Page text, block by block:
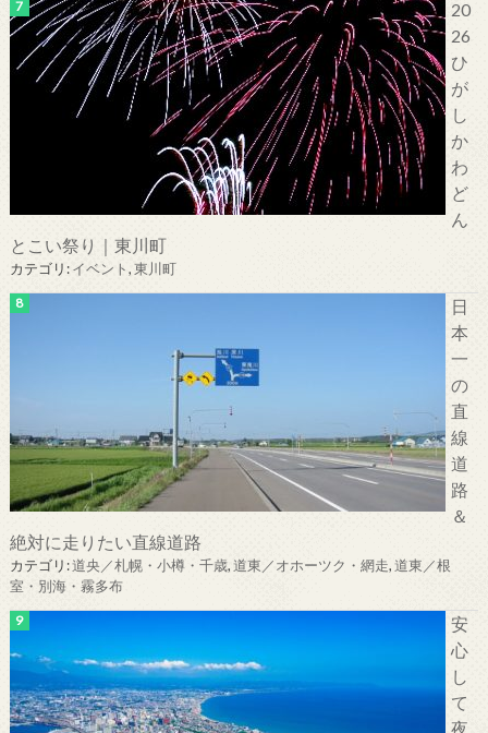
20
26
ひ
が
し
か
わ
ど
ん
とこい祭り｜東川町
カテゴリ:イベント,東川町
日
本
一
の
直
線
道
路
＆
絶対に走りたい直線道路
カテゴリ:道央／札幌・小樽・千歳,道東／オホーツク・網走,道東／根
室・別海・霧多布
安
心
し
て
夜